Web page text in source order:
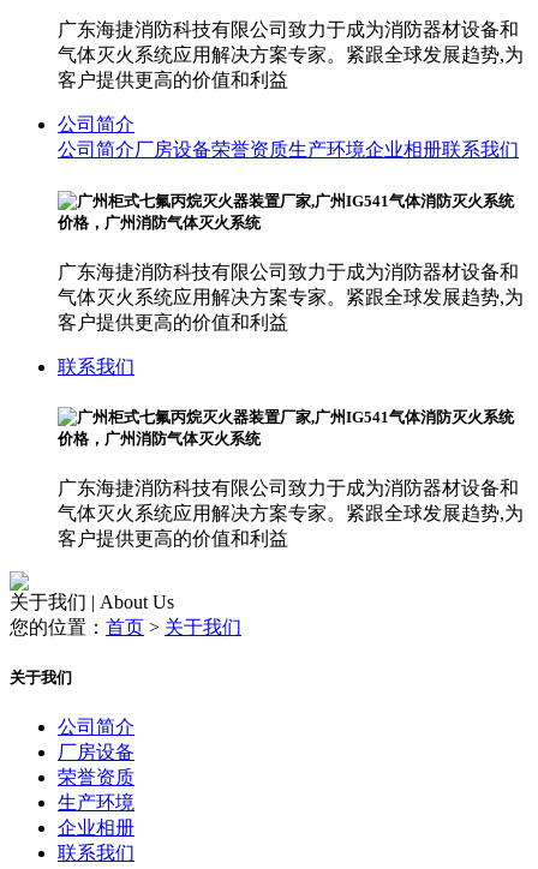
广东海捷消防科技有限公司致力于成为消防器材设备和
气体灭火系统应用解决方案专家。紧跟全球发展趋势,为
客户提供更高的价值和利益
公司简介
公司简介厂房设备荣誉资质生产环境企业相册联系我们
广东海捷消防科技有限公司致力于成为消防器材设备和
气体灭火系统应用解决方案专家。紧跟全球发展趋势,为
客户提供更高的价值和利益
联系我们
广东海捷消防科技有限公司致力于成为消防器材设备和
气体灭火系统应用解决方案专家。紧跟全球发展趋势,为
客户提供更高的价值和利益
关于我们 | About Us
您的位置： 首页 > 关于我们
关于我们
公司简介
厂房设备
荣誉资质
生产环境
企业相册
联系我们